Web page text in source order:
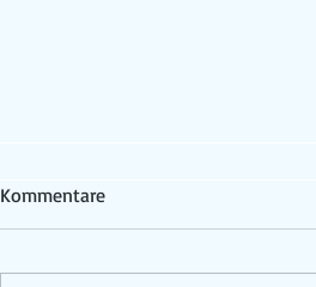
Kommentare